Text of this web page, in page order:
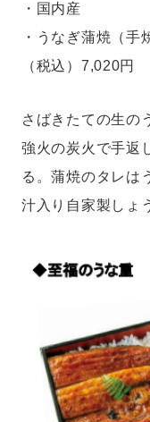
・国内産
・うなぎ蒲焼（手
（税込）7,020円
さばきたての生の
強火の炭火で手返
る。蒲焼のタレは
汁入り自家製しょ